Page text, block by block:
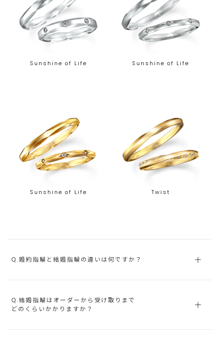
Sunshine of Life Sunshine of Life
Sunshine of Life Twist
Q.婚約指輪と結婚指輪の違いは何ですか？
Q.結婚指輪はオーダーから受け取りまで
どのくらいかかりますか？